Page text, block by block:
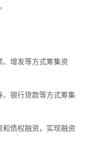
、增发等方式筹集资
、银行贷款等方式筹集
和债权融资，实现融资